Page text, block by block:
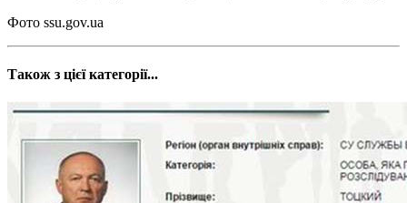
Фото ssu.gov.ua
Також з цієї категорії...